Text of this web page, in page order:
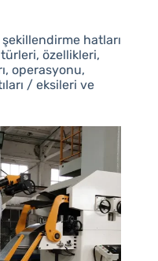
şekillendirme hatları
özellikleri,
operasyonu,
/ eksileri ve